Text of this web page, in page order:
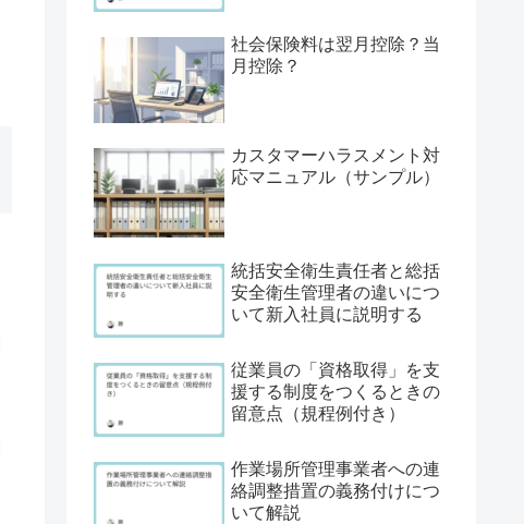
社会保険料は翌月控除？当
月控除？
カスタマーハラスメント対
応マニュアル（サンプル）
統括安全衛生責任者と総括
安全衛生管理者の違いにつ
いて新入社員に説明する
従業員の「資格取得」を支
援する制度をつくるときの
留意点（規程例付き）
作業場所管理事業者への連
絡調整措置の義務付けにつ
いて解説